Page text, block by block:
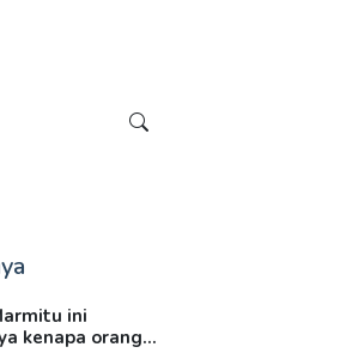
ini
kenapa orang...